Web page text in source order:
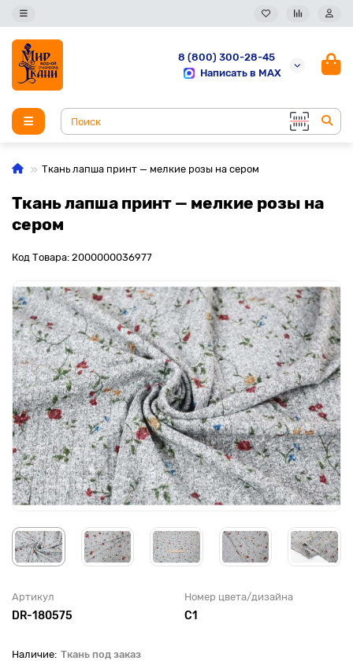
8 (800) 300-28-45
Написать в MAX
Ткань лапша принт — мелкие розы на сером
Ткань лапша принт — мелкие розы на
сером
Код Товара: 2000000036977
Артикул
DR-180575
Номер цвета/дизайна
С1
Ткань под заказ